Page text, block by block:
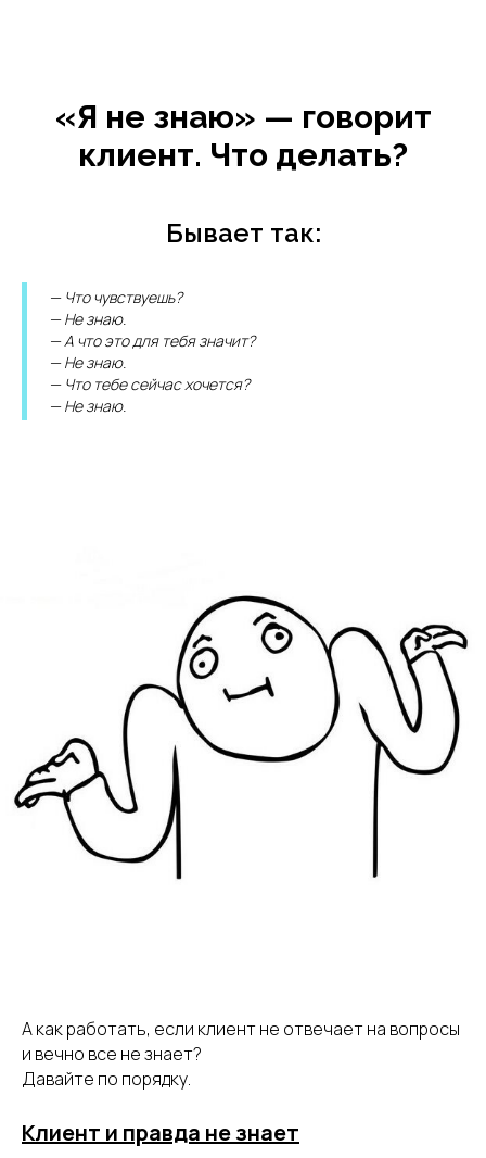
«Я не знаю» — говорит
клиент. Что делать?
Бывает так:
— Что чувствуешь?
— Не знаю.
— А что это для тебя значит?
— Не знаю.
— Что тебе сейчас хочется?
— Не знаю.
А как работать, если клиент не отвечает на вопросы
и вечно все не знает?
Давайте по порядку.
Клиент и правда не знает